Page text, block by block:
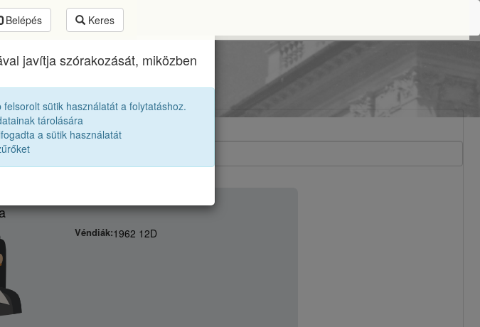
Belépés Keres
egykori diákjai 1962 12D
Véndiák:1962 12D
javítja szórakozását, miközben
sütik használatát a folytatáshoz.
tárolására
a sütik használatát